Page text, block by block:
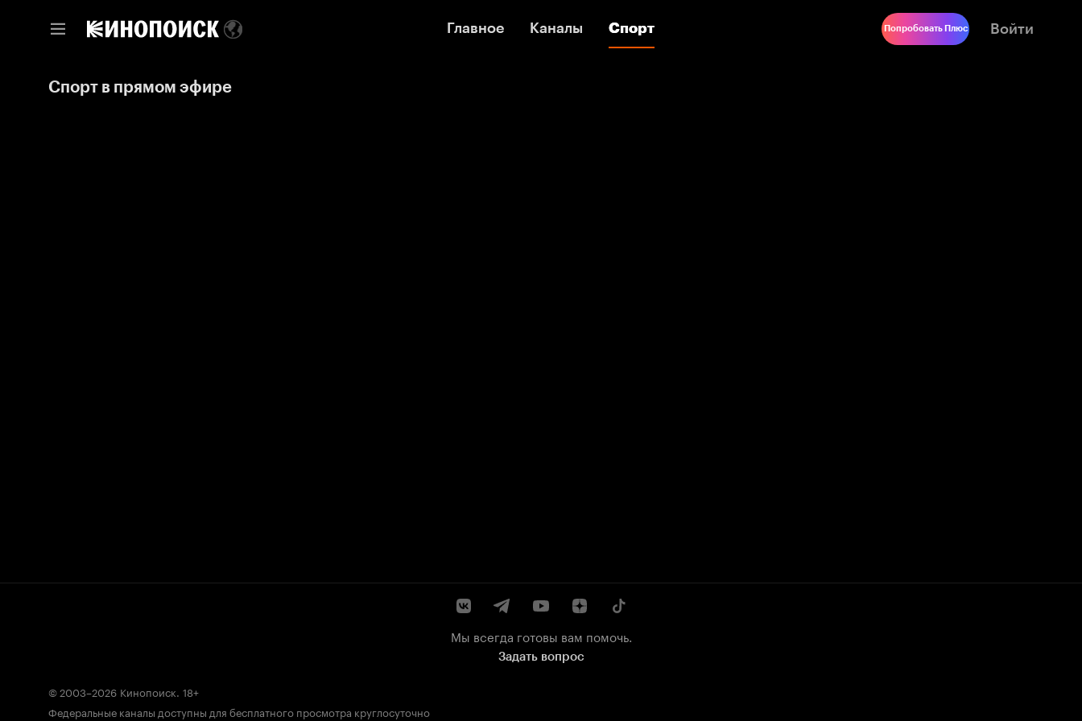
Главное Каналы Спорт
Главное Каналы Спорт Попробовать Плюс Войти
Спорт в прямом эфире
Мы всегда готовы вам помочь.
Задать вопрос
© 2003–2026 Кинопоиск. 18+
Федеральные каналы доступны для бесплатного просмотра круглосуточно